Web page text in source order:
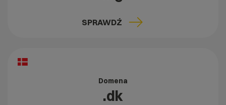
SPRAWDŹ
Domena
.dk